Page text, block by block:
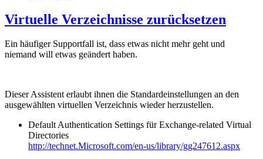
Virtuelle Verzeichnisse zurücksetzen
Ein häufiger Supportfall ist, dass etwas nicht mehr geht und
niemand will etwas geändert haben.
Dieser Assistent erlaubt ihnen die Standardeinstellungen an den
ausgewählten virtuellen Verzeichnis wieder herzustellen.
Default Authentication Settings für Exchange-related Virtual
Directories
http://technet.Microsoft.com/en-us/library/gg247612.aspx